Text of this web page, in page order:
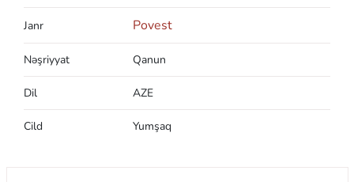
Janr Povest
Nəşriyyat Qanun
Dil AZE
Cild Yumşaq